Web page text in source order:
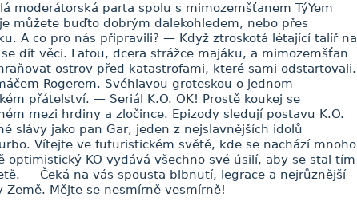
moderátorská parta spolu s mimozemšťanem TýYem
můžete buďto dobrým dalekohledem, nebo přes
A co pro nás připravili? — Když ztroskotá létající talíř na
dít věci. Fatou, dcera strážce majáku, a mimozemšťan
ostrov před katastrofami, které sami odstartovali.
Rogerem. Svéhlavou groteskou o jednom
přátelství. — Seriál K.O. OK! Prostě koukej se
mezi hrdiny a zločince. Epizody sledují postavu K.O.
slávy jako pan Gar, jeden z nejslavnějších idolů
Vítejte ve futuristickém světě, kde se nachází mnoho
optimistický KO vydává všechno své úsilí, aby se stal tím
— Čeká na vás spousta blbnutí, legrace a nejrůznější
Mějte se nesmírně vesmírně!